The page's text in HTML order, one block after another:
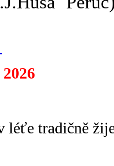
léťe tradičně